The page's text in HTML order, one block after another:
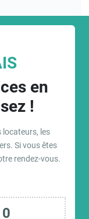
en
!
locateurs, les
Si vous êtes
rendez-vous.